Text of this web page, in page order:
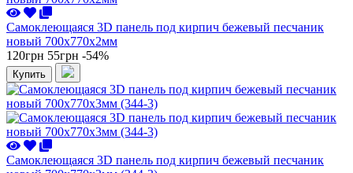
Самоклеющаяся 3D панель под кирпич бежевый песчаник
новый 700x770x2мм
120грн 55грн -54%
Купить
Самоклеющаяся 3D панель под кирпич бежевый песчаник